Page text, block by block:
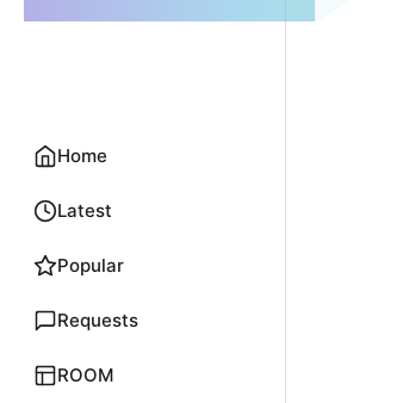
Home
Latest
Popular
Requests
ROOM